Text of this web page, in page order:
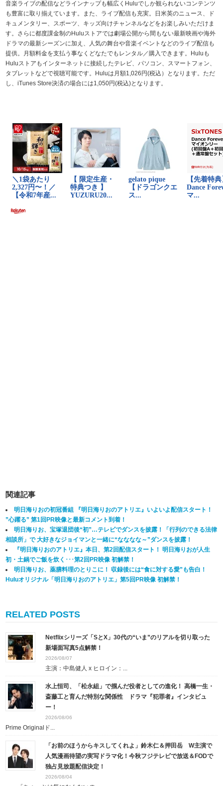
音楽ライブの配信などラインナップも幅広くHuluでしか観られないコンテンツ
も豊富に取り揃えています。また、ライブ配信も充実。日米英のニュース、ド
キュメンタリー、スポーツ、キッズ向けチャンネルなどをお楽しみいただけま
す。さらに都度課金制のHuluストアでは劇場公開から間もない最新映画や海外
ドラマの最新シーズンに加え、人気の舞台や音楽イベントなどのライブ配信も
提供。月額料金を支払う事なくどなたでもレンタル／購入できます。Huluも
Huluストアもインターネットに接続したテレビ、パソコン、スマートフォン、
タブレットなどで視聴可能です。Huluは月額1,026円(税込）となります。ただ
し、iTunes Store決済の場合には1,050円(税込)となります。
関連記事
明日海りおの初冠番組 『明日海りおのアトリエ』いよいよ配信スタート！
”心躍る” 第1回PR映像と最新コメント到着！
明日海りお、宝塚退団後“初”…テレビでダンスを披露！「行列のできる法律
相談所」で 大好きなジョイマンと一緒に“なななな～”ダンスを披露！
『明日海りおのアトリエ』本日、第2回配信スタート！ 明日海りおが人生
初・土鍋でご飯を炊く･･･第2回PR映像 初解禁！
明日海りお、薬膳料理のとりこに！ 収録後には“食に対する愛”も告白！
Huluオリジナル「明日海りおのアトリエ」第5回PR映像 初解禁！
RELATED POSTS
Netflixシリーズ「SとX」30代の“いま”のリアルを切り取った
新場面写真5点解禁！
2026/08/07
主演：中島健人 x ヒロイン：...
水上恒司、「松永組」で掴んだ役者としての進化！ 高橋一生・
斎藤工と育んだ特別な関係性 ドラマ『犯罪者』インタビュ
ー！
2026/08/06
Prime Originalド...
「お前のほうからキスしてくれよ」鈴木仁＆押田岳 W主演で
人気漫画待望の実写ドラマ化！今秋フジテレビで放送＆FODで
独占見放題配信決定！
2026/08/04